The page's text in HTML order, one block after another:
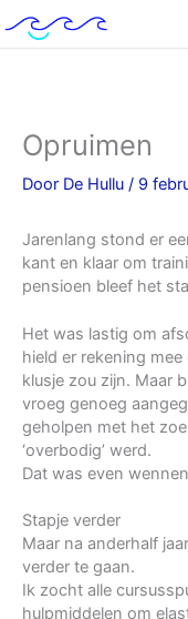
naar
Opruimen
Door De Hullu / 9
Jarenlang stond er
kant en klaar om
pensioen bleef het
Het was lastig om
hield er rekening
klusje zou zijn. Maar
vroeg genoeg
geholpen met het
‘overbodig’ werd.
Dat was even
Stapje verder
Maar na anderhalf
verder te gaan.
Ik zocht alle
hulpmiddelen om